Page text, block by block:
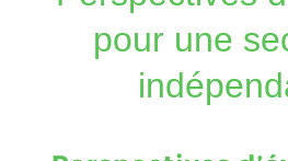
pour une